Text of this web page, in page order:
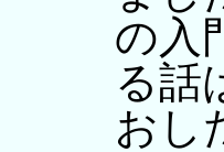
の入
る話
おし